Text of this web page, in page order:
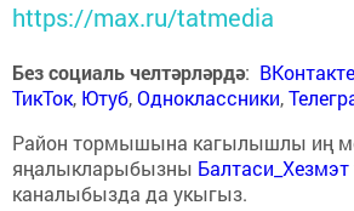
https://max.ru/tatmedia
Без социаль челтәрләрдә: ВКонтакте
ТикТок, Ютуб,Одноклассники,
Район тормышына кагылышлы иң
яңалыкларыбызны Балтаси_Хезмэт
каналыбызда да укыгыз.